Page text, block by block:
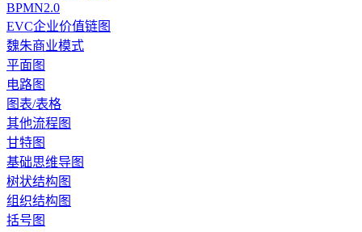
BPMN2.0
EVC企业价值链图
魏朱商业模式
平面图
电路图
图表/表格
其他流程图
甘特图
基础思维导图
树状结构图
组织结构图
括号图